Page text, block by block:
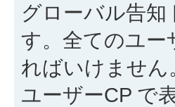
グローバル告
す。全てのユ
ればいけませ
ユーザーCP で